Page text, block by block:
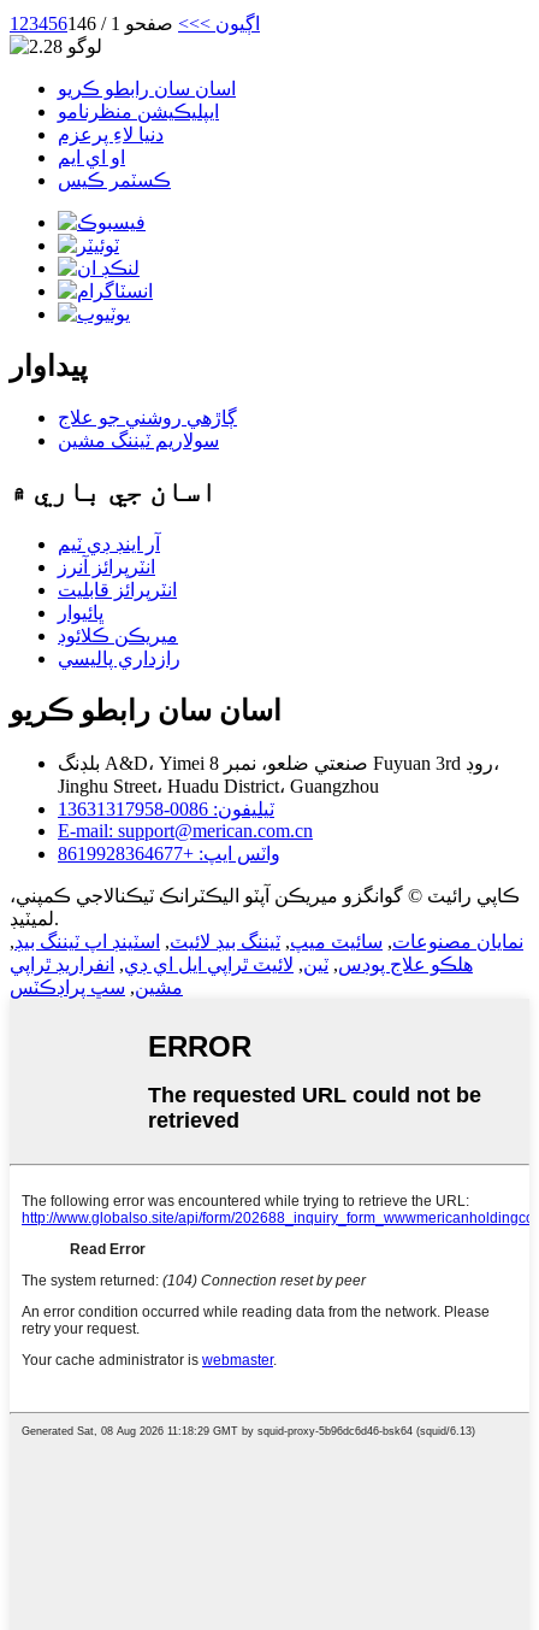
1 23456 اڳيون >>> صفحو 1 / 146
اسان سان رابطو ڪريو
ايپليڪيشن منظرنامو
دنيا لاءِ پرعزم
او اي ايم
ڪسٽمر ڪيس
پيداوار
ڳاڙهي روشني جو علاج
سولاريم ٽيننگ مشين
اسان جي باري ۾
آر اينڊ ڊي ٽيم
انٽرپرائز آنرز
انٽرپرائز قابليت
ڀائيوار
ميريڪن ڪلائوڊ
رازداري پاليسي
اسان سان رابطو ڪريو
بلڊنگ A&D، Yimei صنعتي ضلعو، نمبر 8 Fuyuan 3rd روڊ،
Jinghu Street، Huadu District، Guangzhou
ٽيليفون: 0086-13631317958
E-mail: support@merican.com.cn
واٽس ايپ: +8619928364677
ڪاپي رائيٽ © گوانگزو ميريڪن آپٽو اليڪٽرانڪ ٽيڪنالاجي ڪمپني،
لميٽيڊ.
نمايان مصنوعات, سائيٽ ميپ, ٽيننگ بيڊ لائيٽ, اسٽينڊ اپ ٽيننگ بيڊ,
هلڪو علاج پوڊس, ٽين, لائيٽ ٿراپي ايل اي ڊي, انفراريڊ ٿراپي
مشين, سڀ پراڊڪٽس